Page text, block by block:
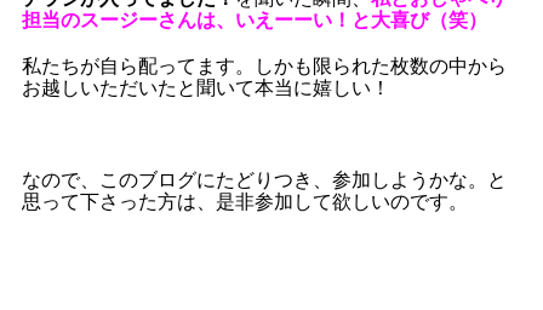
担当のスージーさんは、いえーーい！と大喜び（笑）
私たちが自ら配ってます。しかも限られた枚数の中から
お越しいただいたと聞いて本当に嬉しい！
なので、このブログにたどりつき、参加しようかな。と
思って下さった方は、是非参加して欲しいのです。